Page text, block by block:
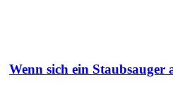
Wenn sich ein Staubsauger